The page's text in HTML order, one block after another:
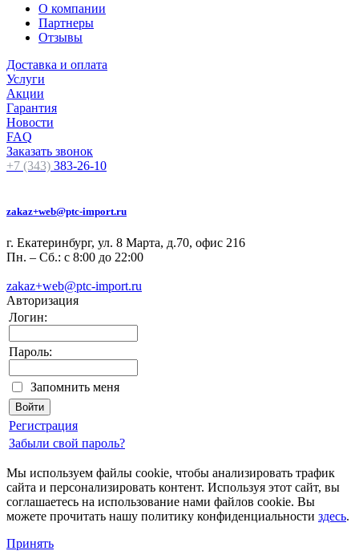
О компании
Партнеры
Отзывы
Доставка и оплата
Услуги
Акции
Гарантия
Новости
FAQ
Заказать звонок
+7 (343) 383-26-10
zakaz+web@ptc-import.ru
г. Екатеринбург, ул. 8 Марта, д.70, офис 216
Пн. – Сб.: с 8:00 до 22:00
zakaz+web@ptc-import.ru
Авторизация
Логин:
Пароль:
Запомнить меня
Регистрация
Забыли свой пароль?
Мы используем файлы cookie, чтобы анализировать трафик
сайта и персонализировать контент. Используя этот сайт, вы
соглашаетесь на использование нами файлов cookie. Вы
можете прочитать нашу политику конфиденциальности здесь.
Принять